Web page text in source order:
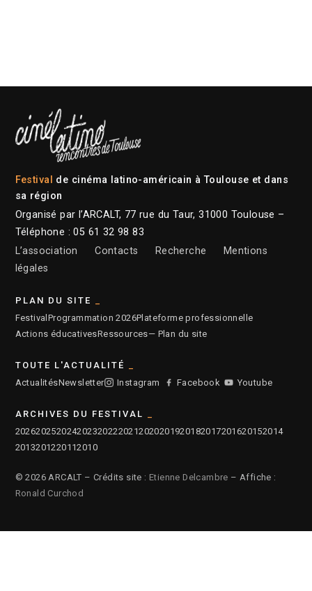
Festival de cinéma latino-américain à Toulouse et dans
sa région
Organisé par l’ARCALT, 77 rue du Taur, 31000 Toulouse –
Téléphone : 05 61 32 98 83
L’association
Contacts Recherche
Mentions
légales
PLAN DU SITE
Festival Programmation 2026Plateforme professionnelle
Actions éducativesRessources— Plan du site
TOUTE L'ACTUALITÉ
ActualitésNewsletter Instagram Facebook Youtube
ARCHIVES DU FESTIVAL
2026202520242023202220212020201920182017201620152014
2013201220112010
© 2026 ARCALT – Crédits site : Etienne Delcambre – Affiche :
Ronald Curchod